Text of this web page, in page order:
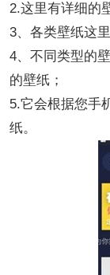
2.这里有详细的
3、各类壁纸这
4、不同类型的
的壁纸；
5.它会根据您手
纸。